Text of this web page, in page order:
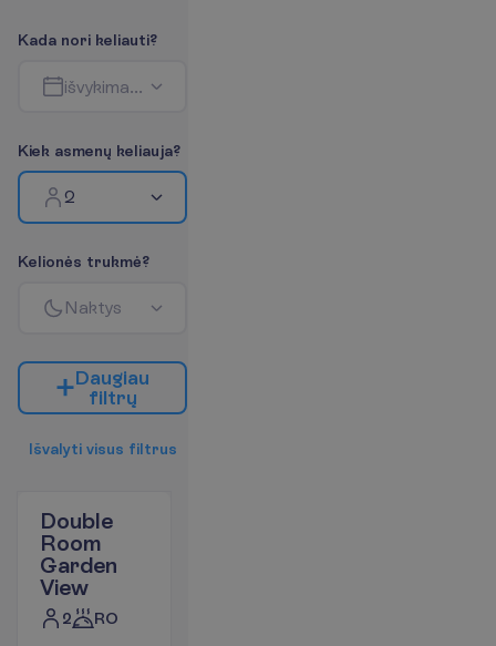
Kada nori keliauti?
išvykimas g
Kiek asmenų keliauja?
2
Kelionės trukmė?
Naktys
Daugiau
filtrų
Išvalyti visus filtrus
Double
Room
Garden
View
2 RO